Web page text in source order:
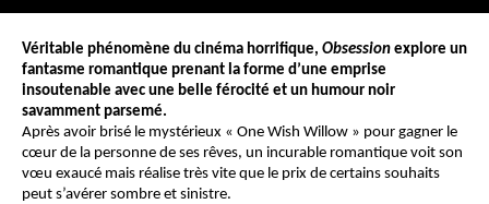
Véritable phénomène du cinéma horrifique, Obsession explore un
fantasme romantique prenant la forme d’une emprise
insoutenable avec une belle férocité et un humour noir
savamment parsemé.
Après avoir brisé le mystérieux « One Wish Willow » pour gagner le
cœur de la personne de ses rêves, un incurable romantique voit son
vœu exaucé mais réalise très vite que le prix de certains souhaits
peut s’avérer sombre et sinistre.